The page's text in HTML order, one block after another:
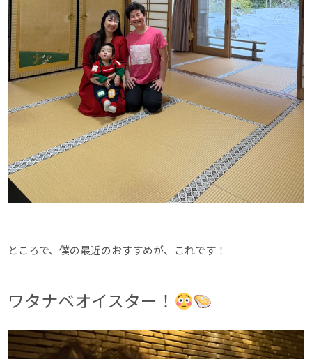
ところで、僕の最近のおすすめが、これです！
ワタナベオイスター！